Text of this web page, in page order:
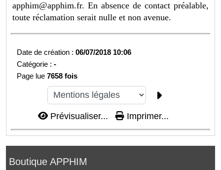
Boutique APPHIM
apphim@apphim.fr. En absence de contact préalable,
toute réclamation serait nulle et non avenue.
Date de création :06/07/2018 10:06
Catégorie :-
Page lue7658 fois
Prévisualiser... Imprimer...